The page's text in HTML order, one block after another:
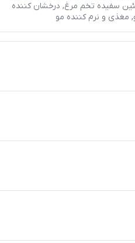
سفیده تخم مرغ, درخشان کننده
, مغذی و نرم کننده مو